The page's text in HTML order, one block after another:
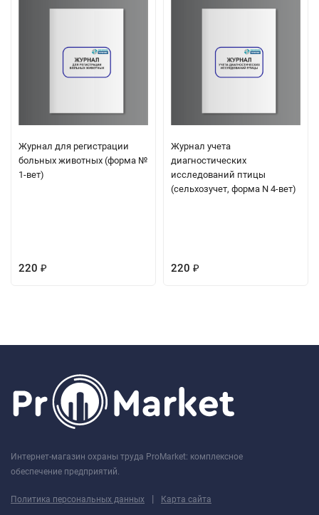
Журнал для регистрации
больных животных (форма №
1-вет)
220 ₽
Журнал учета
диагностических
исследований птицы
(сельхозучет, форма N 4-вет)
220 ₽
Интернет-магазин охраны труда ProMarket: комплексное
обеспечение предприятий.
Политика персональных данных | Карта сайта